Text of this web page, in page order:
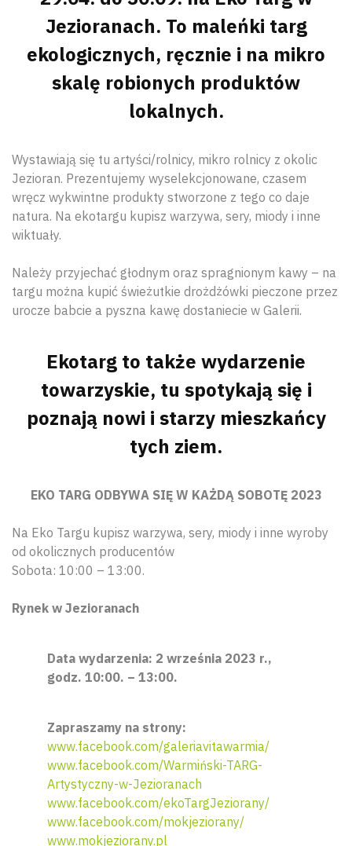
Jezioranach. To maleńki targ
ekologicznych, ręcznie i na mikro
skalę robionych produktów
lokalnych.
Wystawiają się tu artyści/rolnicy, mikro rolnicy z okolic
Jezioran. Prezentujemy wyselekcjonowane, czasem
wręcz wykwintne produkty stworzone z tego co daje
natura. Na ekotargu kupisz warzywa, sery, miody i inne
wiktuały.
Należy przyjechać głodnym oraz spragnionym kawy – na
targu można kupić świeżutkie drożdżówki pieczone przez
urocze babcie a pyszna kawę dostaniecie w Galerii.
Ekotarg to także wydarzenie
towarzyskie, tu spotykają się i
poznają nowi i starzy mieszkańcy
tych ziem.
EKO TARG ODBYWA SIĘ W KAŻDĄ SOBOTĘ 2023
Na Eko Targu kupisz warzywa, sery, miody i inne wyroby
od okolicznych producentów
Sobota: 10:00 – 13:00.
Rynek w Jezioranach
Data wydarzenia: 2 września 2023 r.,
godz. 10:00. – 13:00.
Zapraszamy na strony:
www.facebook.com/galeriavitawarmia/
www.facebook.com/Warmiński-TARG-
Artystyczny-w-Jezioranach
www.facebook.com/ekoTargJeziorany/
www.facebook.com/mokjeziorany/
www.mokjeziorany.pl